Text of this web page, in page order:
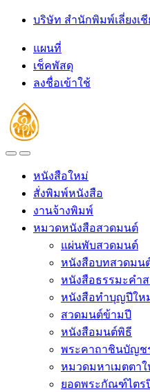
Skip
navigation
Skip
บริษัท สำนักพิมพ์เลี่ยงเ
แผนที่
เช็คพัสดุ
ลงชื่อเข้าใช้
OpenClose
หนังสือใหม่
สั่งพิมพ์หนังสือ
งานจ้างพิมพ์
หมวดหนังสือสวดมนต์
แผ่นพับสวดมนต์
หนังสือบทสวดมน
หนังสือธรรมะคำ
หนังสือทำบุญปีให
สวดมนต์ข้ามปี
หนังสือมนต์พิธี
พระคาถาชินบัญช
หมวดมหาเมตตา
ยอดพระกัณฑ์ไตร